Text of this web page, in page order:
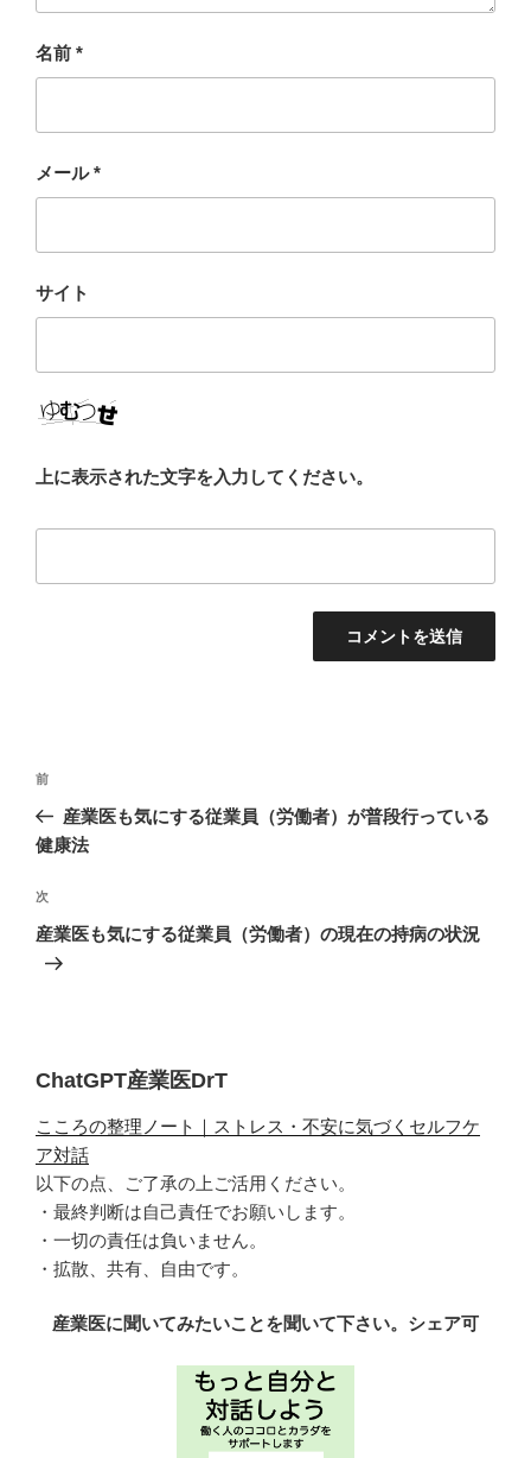
名前 *
メール*
サイト
上に表示された文字を入力してください。
投
ナ
ゲ
ー
シ
過
去
の
稿
前
産業医も気にする従業員（労働者）が普段行っている
健康法
次
の
次
産業医も気にする従業員（労働者）の現在の持病の状況
ChatGPT産業医DrT
こころの整理ノート｜ストレス・不安に気づくセルフケ
ア対話
以下の点、ご了承の上ご活用ください。
・最終判断は自己責任でお願いします。
・一切の責任は負いません。
・拡散、共有、自由です。
産業医に聞いてみたいことを聞いて下さい。シェア可